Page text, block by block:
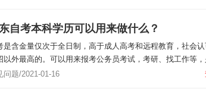
自考本科学历可以用来做什么？
是含金量仅次于全日制，高于成人高考和远程教育，社会
以外最高的。可以用来报考公务员考试，考研、找工作等
问题/2021-01-16